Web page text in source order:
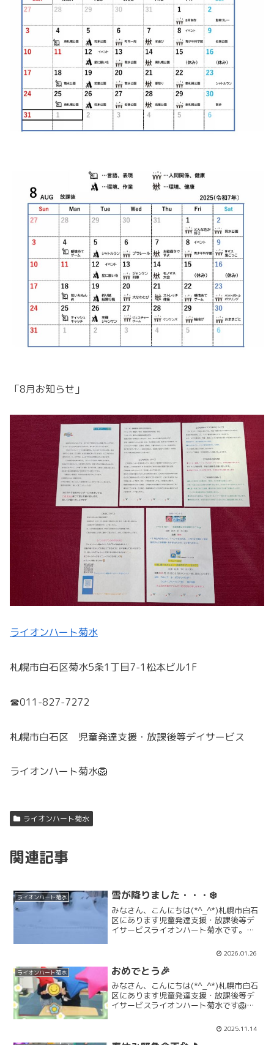
「8月お知らせ」
ライオンハート菊水
札幌市白石区菊水5条1丁目7-1松本ビル1F
☎011-827-7272
札幌市白石区 児童発達支援・放課後等デイサービス
ライオンハート菊水🦁
ライオンハート菊水
関連記事
ライオンハート菊水 雪が降りました・・・❄️
みなさん、こんにちは(*^_^*)札幌市白石
区にあります児童発達支援・放課後等デ
イサービスライオンハート菊水です。こ
に・・・みなさま、今日はお疲れ様でし
た💦「1月活動」「1月お知らせ」「2月
活動」「2月お...
2026.01.26
ライオンハート菊水 おめでとう🎉
みなさん、こんにちは(*^_^*)札幌市白石
区にあります児童発達支援・放課後等デ
イサービスライオンハート菊水です🦁こ
パチリ📸なんの表彰されたと思います
か？トイレトレーニング卒業の表彰です
2025.11.14